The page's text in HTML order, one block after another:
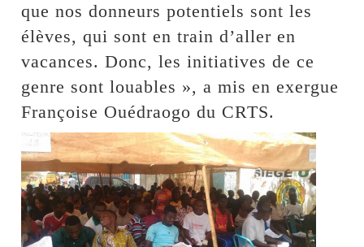
que nos donneurs potentiels sont les
élèves, qui sont en train d’aller en
vacances. Donc, les initiatives de ce
genre sont louables », a mis en exergue
Françoise Ouédraogo du CRTS.